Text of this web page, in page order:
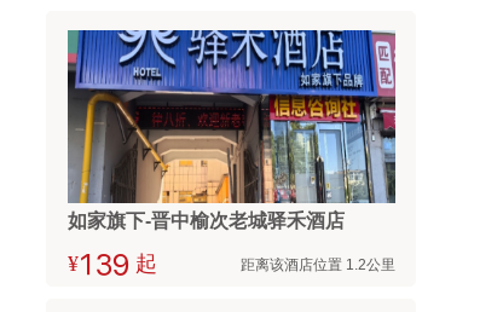
如家旗下-晋中榆次老城驿禾酒店
¥  起 距离该酒店位置 1.2公里